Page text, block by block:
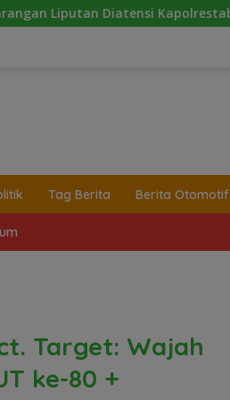
Kapolrestabes Medan
Tag Berita Berita Otomotif
Target: Wajah
ke-80 +